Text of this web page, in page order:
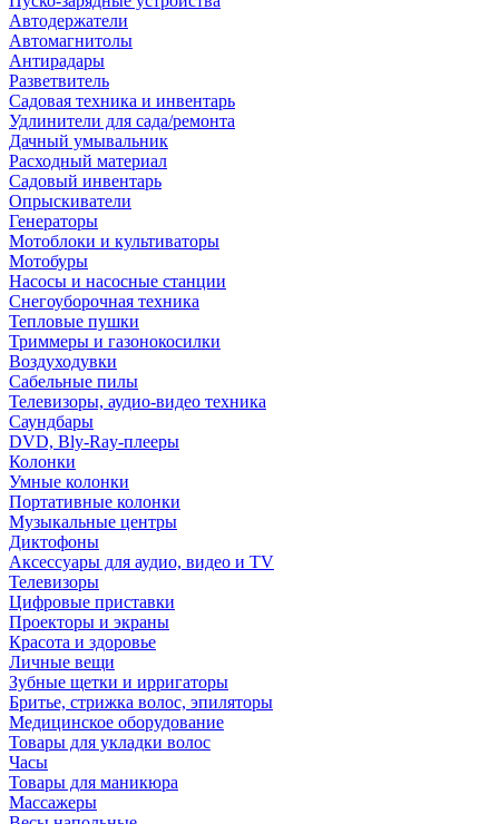
Автодержатели
Автомагнитолы
Антирадары
Разветвитель
Садовая техника и инвентарь
Удлинители для сада/ремонта
Дачный умывальник
Расходный материал
Садовый инвентарь
Опрыскиватели
Генераторы
Мотоблоки и культиваторы
Мотобуры
Насосы и насосные станции
Снегоуборочная техника
Тепловые пушки
Триммеры и газонокосилки
Воздуходувки
Сабельные пилы
Телевизоры, аудио-видео техника
Саундбары
DVD, Bly-Ray-плееры
Колонки
Умные колонки
Портативные колонки
Музыкальные центры
Диктофоны
Аксессуары для аудио, видео и TV
Телевизоры
Цифровые приставки
Проекторы и экраны
Красота и здоровье
Личные вещи
Зубные щетки и ирригаторы
Бритье, стрижка волос, эпиляторы
Медицинское оборудование
Товары для укладки волос
Часы
Товары для маникюра
Массажеры